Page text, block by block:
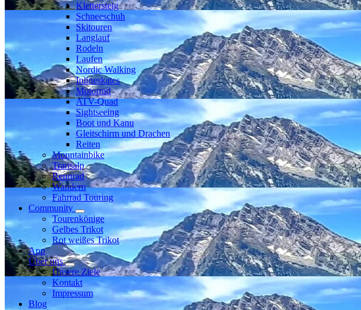
Klettersteig
Schneeschuh
Skitouren
Langlauf
Rodeln
Laufen
Nordic Walking
Inlineskates
Motorrad
ATV-Quad
Sightseeing
Boot und Kanu
Gleitschirm und Drachen
Reiten
Mountainbike
Transalp
Rennrad
Wandern
Fahrrad Touring
Community
Tourenkönige
Gelbes Trikot
Rot weißes Trikot
App
Über uns
Unsere Ziele
Kontakt
Impressum
Blog